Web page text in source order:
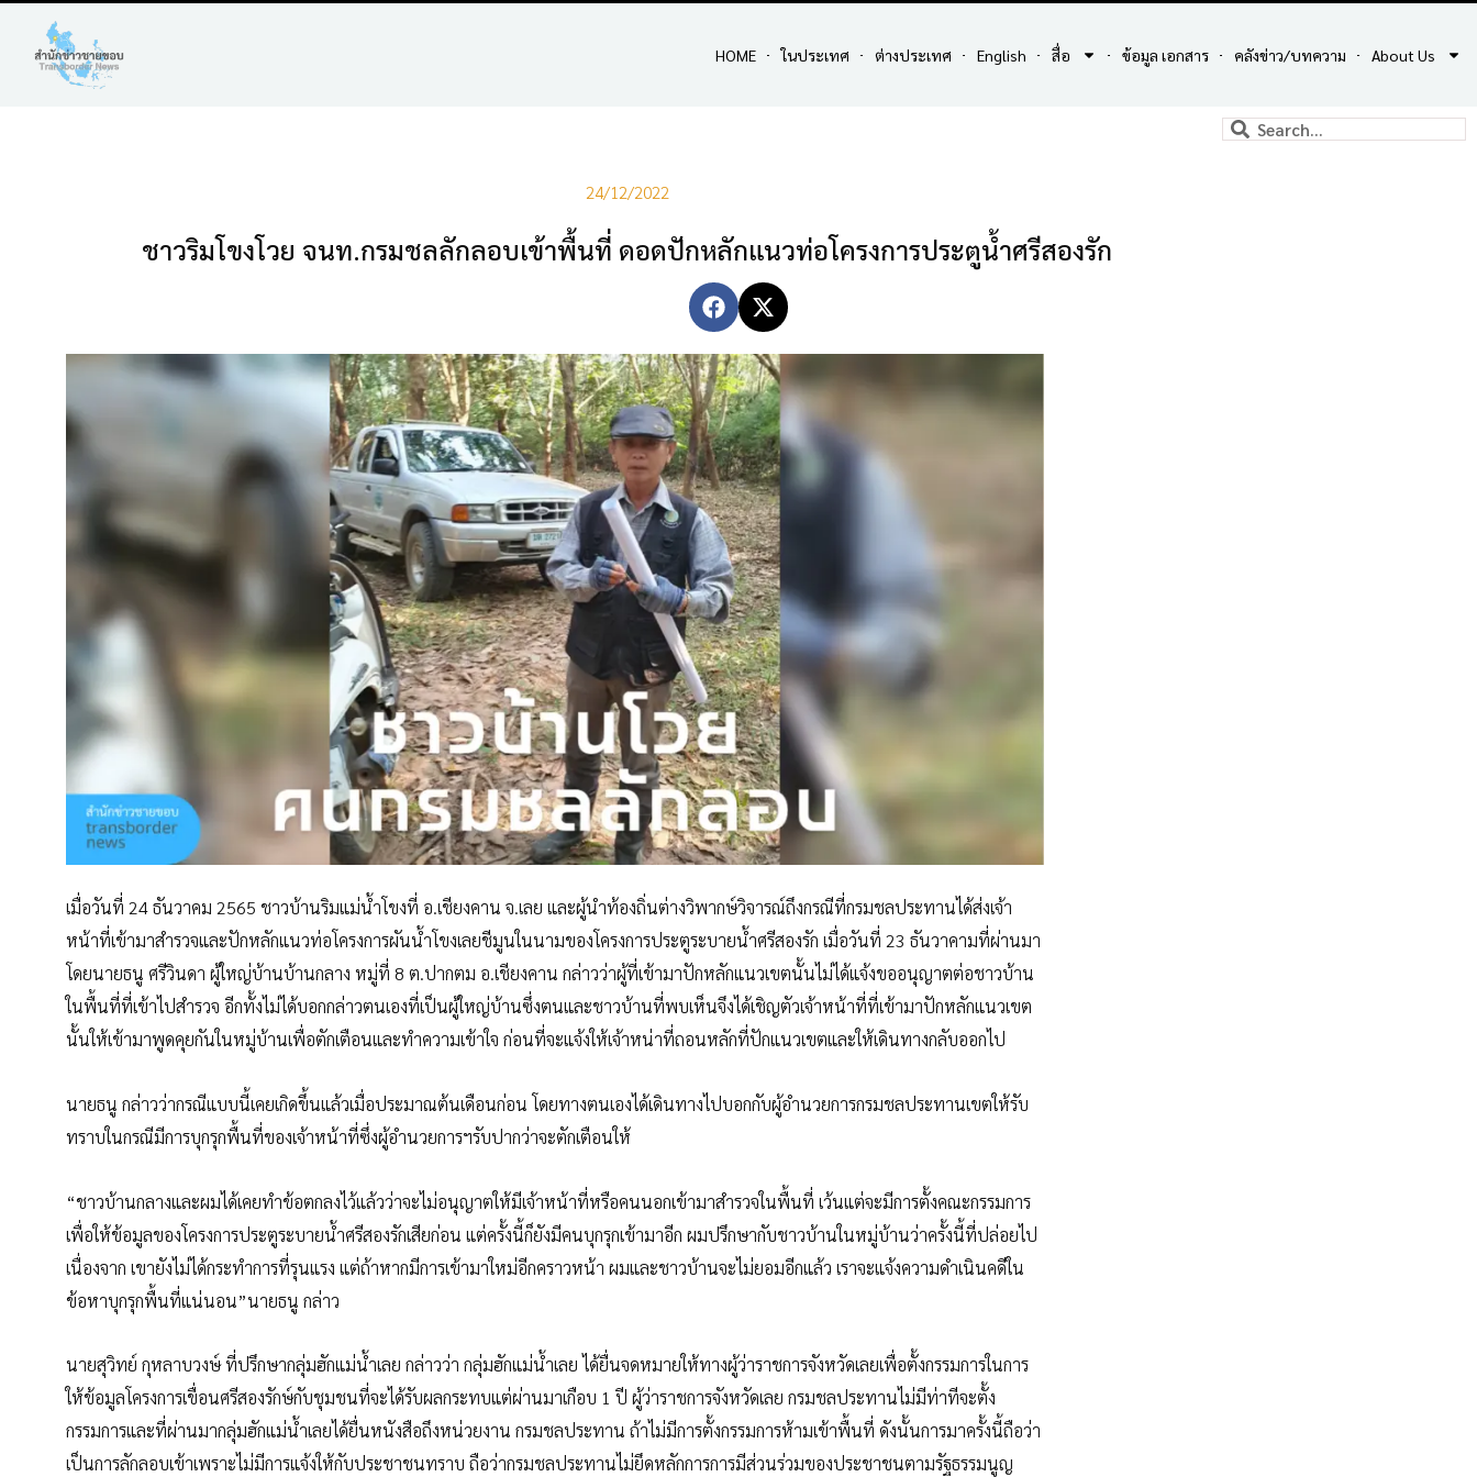
HOME ในประเทศ ต่างประเทศ English สื่อ ข้อมูล เอกสาร คลังข่าว/บทความ About Us
24/12/2022
ชาวริมโขงโวย จนท.กรมชลลักลอบเข้าพื้นที่ ดอดปักหลักแนวท่อโครงการประตูน้ำศรีสองรัก
เมื่อวันที่ 24 ธันวาคม 2565 ชาวบ้านริมแม่น้ำโขงที่ อ.เชียงคาน จ.เลย และผู้นำท้องถิ่นต่างวิพากษ์วิจารณ์ถึงกรณีที่กรมชลประทานได้ส่งเจ้า
หน้าที่เข้ามาสำรวจและปักหลักแนวท่อโครงการผันน้ำโขงเลยชีมูนในนามของโครงการประตูระบายน้ำศรีสองรัก เมื่อวันที่ 23 ธันวาคามที่ผ่านมา
โดยนายธนู ศรีวินดา ผู้ใหญ่บ้านบ้านกลาง หมู่ที่ 8 ต.ปากตม อ.เชียงคาน กล่าวว่าผู้ที่เข้ามาปักหลักแนวเขตนั้นไม่ได้แจ้งขออนุญาตต่อชาวบ้าน
ในพื้นที่ที่เข้าไปสำรวจ อีกทั้งไม่ได้บอกกล่าวตนเองที่เป็นผู้ใหญ่บ้านซึ่งตนและชาวบ้านที่พบเห็นจึงได้เชิญตัวเจ้าหน้าที่ที่เข้ามาปักหลักแนวเขต
นั้นให้เข้ามาพูดคุยกันในหมู่บ้านเพื่อตักเตือนและทำความเข้าใจ ก่อนที่จะแจ้งให้เจ้าหน่าที่ถอนหลักที่ปักแนวเขตและให้เดินทางกลับออกไป
นายธนู กล่าวว่ากรณีแบบนี้เคยเกิดขึ้นแล้วเมื่อประมาณต้นเดือนก่อน โดยทางตนเองได้เดินทางไปบอกกับผู้อำนวยการกรมชลประทานเขตให้รับ
ทราบในกรณีมีการบุกรุกพื้นที่ของเจ้าหน้าที่ซึ่งผู้อำนวยการฯรับปากว่าจะตักเตือนให้
“ชาวบ้านกลางและผมได้เคยทำข้อตกลงไว้แล้วว่าจะไม่อนุญาตให้มีเจ้าหน้าที่หรือคนนอกเข้ามาสำรวจในพื้นที่ เว้นแต่จะมีการตั้งคณะกรรมการ
เพื่อให้ข้อมูลของโครงการประตูระบายน้ำศรีสองรักเสียก่อน แต่ครั้งนี้ก็ยังมีคนบุกรุกเข้ามาอีก ผมปรึกษากับชาวบ้านในหมู่บ้านว่าครั้งนี้ที่ปล่อยไป
เนื่องจาก เขายังไม่ได้กระทำการที่รุนแรง แต่ถ้าหากมีการเข้ามาใหม่อีกคราวหน้า ผมและชาวบ้านจะไม่ยอมอีกแล้ว เราจะแจ้งความดำเนินคดีใน
ข้อหาบุกรุกพื้นที่แน่นอน”นายธนู กล่าว
นายสุวิทย์ กุหลาบวงษ์ ที่ปรึกษากลุ่มฮักแม่น้ำเลย กล่าวว่า กลุ่มฮักแม่น้ำเลย ได้ยื่นจดหมายให้ทางผู้ว่าราชการจังหวัดเลยเพื่อตั้งกรรมการในการ
ให้ข้อมูลโครงการเขื่อนศรีสองรักษ์กับชุมชนที่จะได้รับผลกระทบแต่ผ่านมาเกือบ 1 ปี ผู้ว่าราชการจังหวัดเลย กรมชลประทานไม่มีท่าทีจะตั้ง
กรรมการและที่ผ่านมากลุ่มฮักแม่น้ำเลยได้ยื่นหนังสือถึงหน่วยงาน กรมชลประทาน ถ้าไม่มีการตั้งกรรมการห้ามเข้าพื้นที่ ดังนั้นการมาครั้งนี้ถือว่า
เป็นการลักลอบเข้าเพราะไม่มีการแจ้งให้กับประชาชนทราบ ถือว่ากรมชลประทานไม่ยึดหลักการการมีส่วนร่วมของประชาชนตามรัฐธรรมนูญ